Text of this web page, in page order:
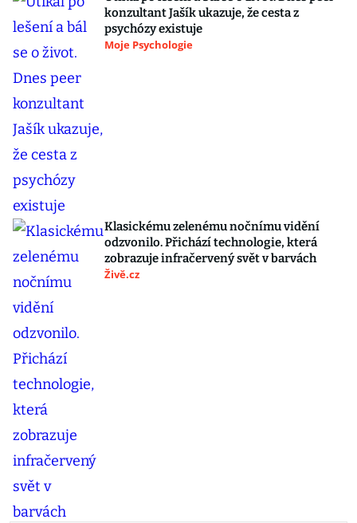
konzultant Jašík ukazuje, že cesta z
psychózy existuje
Moje Psychologie
Klasickému zelenému nočnímu vidění
odzvonilo. Přichází technologie, která
zobrazuje infračervený svět v barvách
Živě.cz